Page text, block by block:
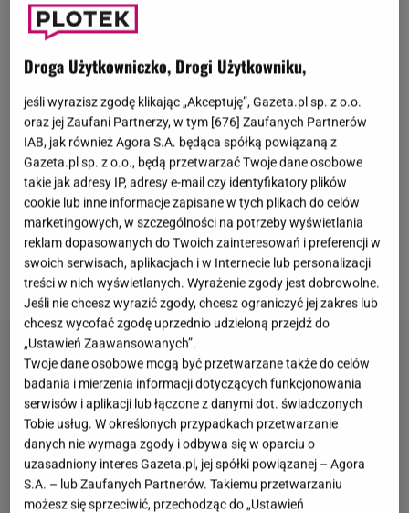
edycji "Sanatorium miłości"
kuracjuszki pojawiało się mnóstwo zdjęć w
towarzystwieseniora. Fani zaczęli podejrzewać, że
między nimi zrodziło się jakieś uczucie. W maju
Emilia udzieliła interesującego wywiadu portalowi
Telemagazyn.pl - My z Heniem - na pewno jest
przyjaźń. Jest tak, jak on lubi, wolny związek, który
mnie też pasuje - wyznała wówczas. Wygląda
jednak na to, że znajomość kuracjuszy definitywnie
się zakończyła. 8 czerwca Emilia opublikowała
przykry wpis.
Droga Użytkowniczko, Drogi Użytkowniku,
jeśli wyrazisz zgodę klikając „Akceptuję”, Gazeta.pl sp. z o.o.
oraz jej Zaufani Partnerzy, w tym [676] Zaufanych Partnerów
IAB, jak również Agora S.A. będąca spółką powiązaną z
Gazeta.pl sp. z o.o., będą przetwarzać Twoje dane osobowe
takie jak adresy IP, adresy e-mail czy identyfikatory plików
cookie lub inne informacje zapisane w tych plikach do celów
marketingowych, w szczególności na potrzeby wyświetlania
reklam dopasowanych do Twoich zainteresowań i preferencji w
swoich serwisach, aplikacjach i w Internecie lub personalizacji
treści w nich wyświetlanych. Wyrażenie zgody jest dobrowolne.
Jeśli nie chcesz wyrazić zgody, chcesz ograniczyć jej zakres lub
chcesz wycofać zgodę uprzednio udzieloną przejdź do
„Ustawień Zaawansowanych”.
Twoje dane osobowe mogą być przetwarzane także do celów
badania i mierzenia informacji dotyczących funkcjonowania
serwisów i aplikacji lub łączone z danymi dot. świadczonych
Tobie usług. W określonych przypadkach przetwarzanie
danych nie wymaga zgody i odbywa się w oparciu o
uzasadniony interes Gazeta.pl, jej spółki powiązanej – Agora
S.A. – lub Zaufanych Partnerów. Takiemu przetwarzaniu
możesz się sprzeciwić, przechodząc do „Ustawień